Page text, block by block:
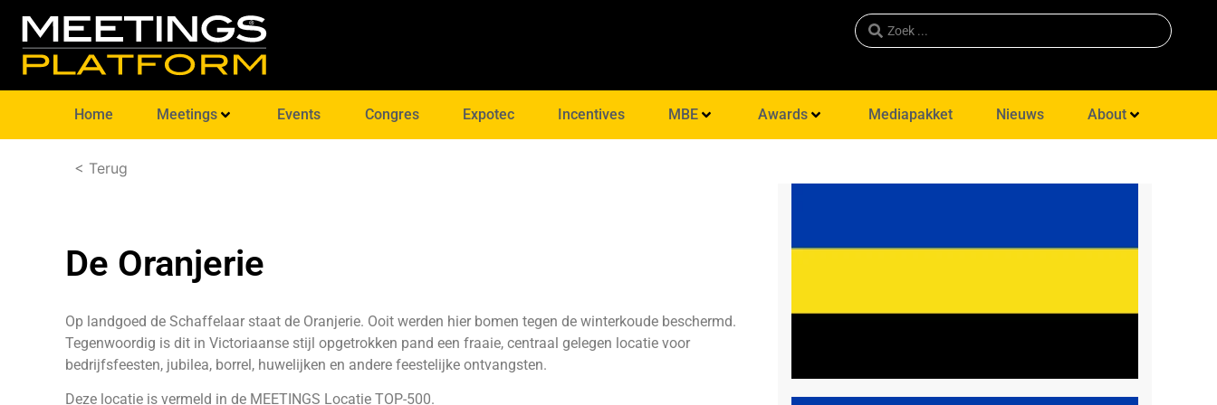
Home Meetings Events Congres Expotec Incentives MBE Awards Mediapakket Nieuws About
< Terug
De Oranjerie
Op landgoed de Schaffelaar staat de Oranjerie. Ooit werden hier bomen tegen de winterkoude beschermd.
Tegenwoordig is dit in Victoriaanse stijl opgetrokken pand een fraaie, centraal gelegen locatie voor
bedrijfsfeesten, jubilea, borrel, huwelijken en andere feestelijke ontvangsten.
Deze locatie is vermeld in de MEETINGS Locatie TOP-500.